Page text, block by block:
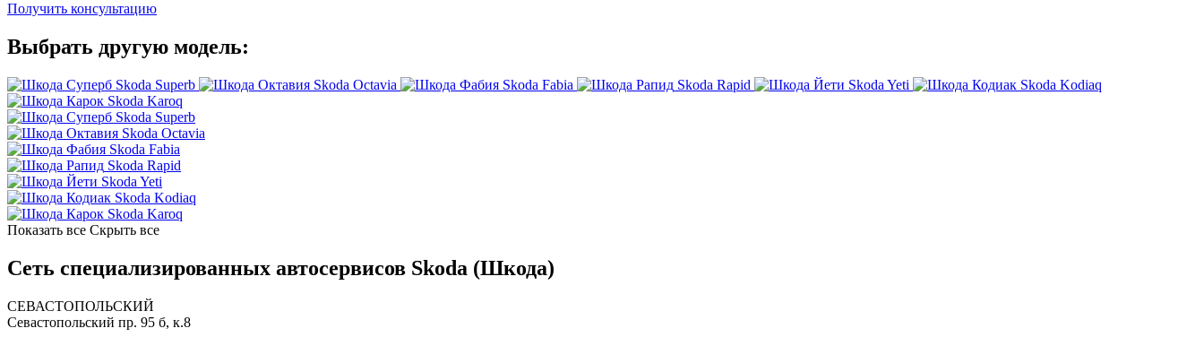
Получить консультацию
Выбрать другую модель:
Skoda Superb Skoda Octavia Skoda Fabia Skoda Rapid Skoda Yeti
Skoda Kodiaq
Skoda Karoq
Skoda Superb
Skoda Octavia
Skoda Fabia
Skoda Rapid
Skoda Yeti
Skoda Kodiaq
Skoda Karoq
Показать все Скрыть все
Сеть специализированных автосервисов Skoda (Шкода)
СЕВАСТОПОЛЬСКИЙ
Севастопольский пр. 95 б, к.8